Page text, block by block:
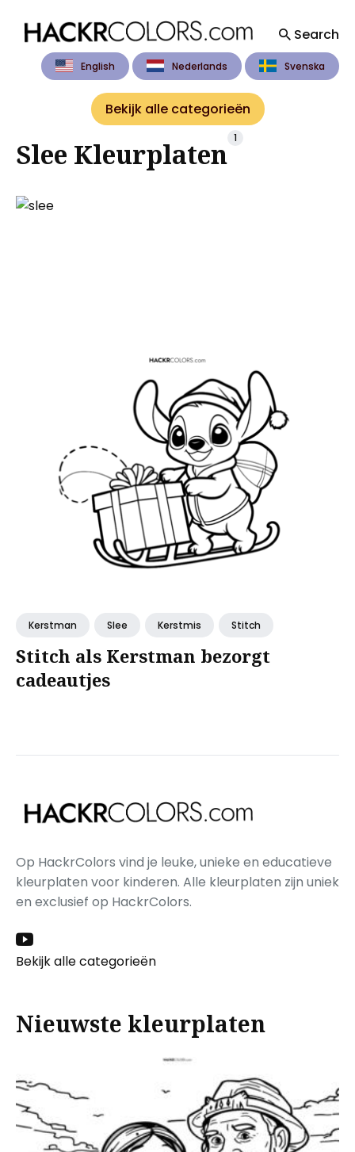
Search
English Nederlands Svenska
Search
Bekijk alle categorieën
Slee Kleurplaten 1
Kerstman Slee Kerstmis Stitch
Stitch als Kerstman bezorgt
cadeautjes
Op HackrColors vind je leuke, unieke en educatieve
kleurplaten voor kinderen. Alle kleurplaten zijn uniek
en exclusief op HackrColors.
Bekijk alle categorieën
Nieuwste kleurplaten